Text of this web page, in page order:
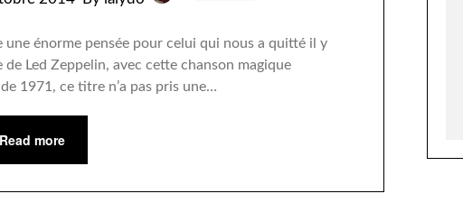
énorme pensée pour celui qui nous a quitté il y
Led Zeppelin, avec cette chanson magique
1971, ce titre n’a pas pris une…
Read more